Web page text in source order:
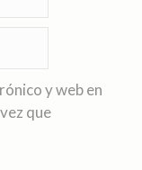
y web en
que